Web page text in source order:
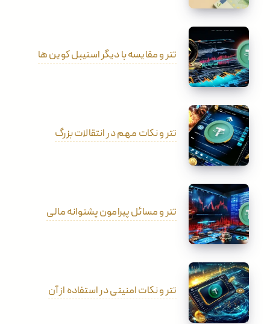
تتر و مقایسه با دیگر استیبل کوین ها
تتر و نکات مهم در انتقالات بزرگ
تتر و مسائل پیرامون پشتوانه مالی
تتر و نکات امنیتی در استفاده از آن